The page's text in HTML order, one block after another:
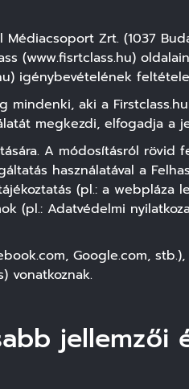
Zrt. (1037
(www.fisrtclass.hu)
igénybevételének
mindenki, aki a
megkezdi, elfogadja a
A módosításról rövid
használatával a
(pl.: a webpláza
(pl.: Adatvédelmi
Google.com,
vonatkoznak.
jellemzői